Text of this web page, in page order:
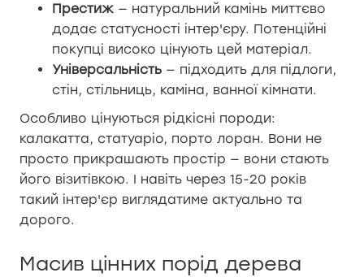
Престиж— натуральний камінь миттєво
додає статусності інтер'єру. Потенційні
покупці високо цінують цей матеріал.
Універсальність— підходить для підлоги,
стін, стільниць, каміна, ванної кімнати.
Особливо цінуються рідкісні породи:
калакатта, статуаріо, порто лоран. Вони не
просто прикрашають простір — вони стають
його візитівкою. І навіть через 15-20 років
такий інтер'єр виглядатиме актуально та
дорого.
Масив цінних порід дерева